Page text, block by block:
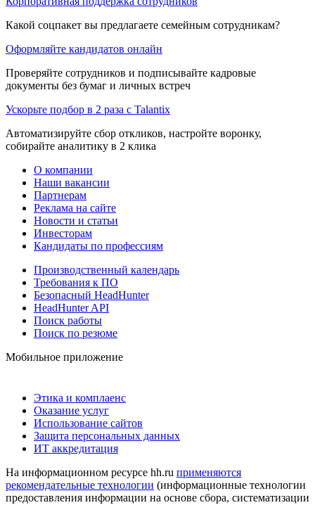
Какой соцпакет вы предлагаете семейным сотрудникам?
Оформляйте кандидатов онлайн
Проверяйте сотрудников и подписывайте кадровые
документы без бумаг и личных встреч
Ускорьте подбор в 2 раза с Talantix
Автоматизируйте сбор откликов, настройте воронку,
собирайте аналитику в 2 клика
О компании
Наши вакансии
Партнерам
Реклама на сайте
Новости и статьи
Инвесторам
Кандидаты по профессиям
Производственный календарь
Требования к ПО
Безопасный HeadHunter
HeadHunter API
Поиск работы
Поиск по резюме
Мобильное приложение
Этика и комплаенс
Оказание услуг
Использование сайтов
Защита персональных данных
ИТ аккредитация
На информационном ресурсе hh.ru применяются
рекомендательные технологии (информационные технологии
предоставления информации на основе сбора, систематизации